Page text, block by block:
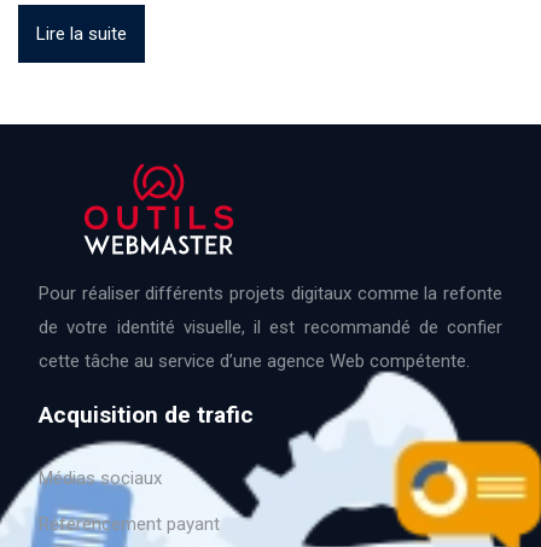
Lire la suite
Pour réaliser différents projets digitaux comme la refonte
de votre identité visuelle, il est recommandé de confier
cette tâche au service d’une agence Web compétente.
Acquisition de trafic
Médias sociaux
Référencement payant